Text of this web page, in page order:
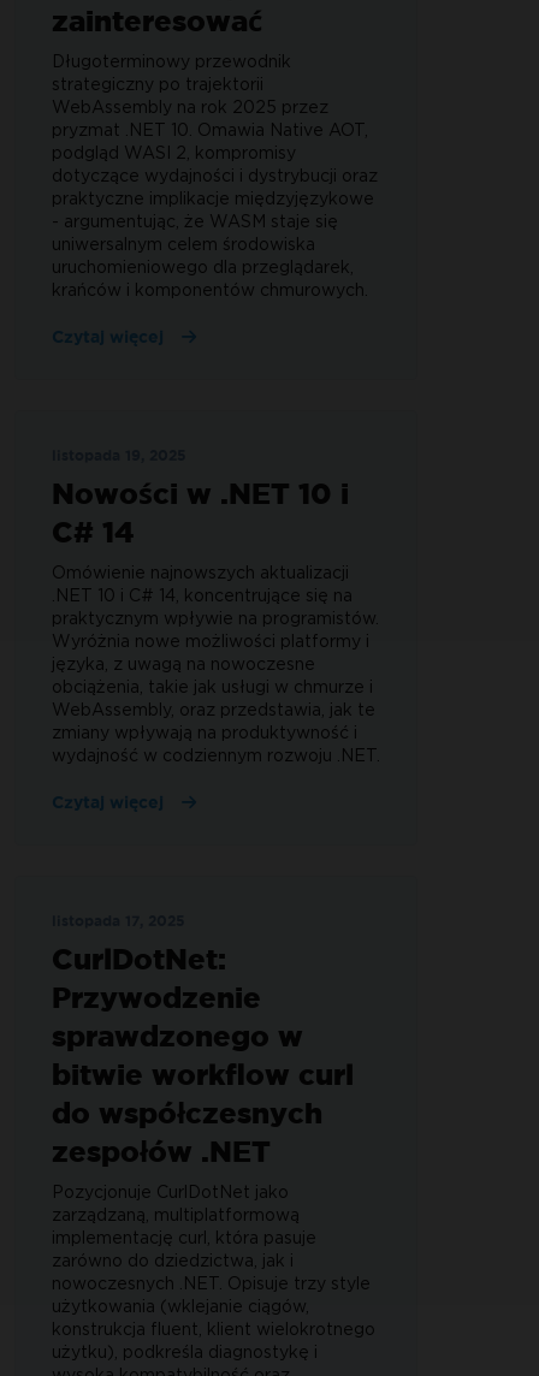
zainteresować
Długoterminowy przewodnik
strategiczny po trajektorii
WebAssembly na rok 2025 przez
pryzmat .NET 10. Omawia Native AOT,
podgląd WASI 2, kompromisy
dotyczące wydajności i dystrybucji oraz
praktyczne implikacje międzyjęzykowe
- argumentując, że WASM staje się
uniwersalnym celem środowiska
uruchomieniowego dla przeglądarek,
krańców i komponentów chmurowych.
Czytaj więcej
Nowości w .NET 10 i
C# 14
Omówienie najnowszych aktualizacji
.NET 10 i C# 14, koncentrujące się na
praktycznym wpływie na programistów.
Wyróżnia nowe możliwości platformy i
języka, z uwagą na nowoczesne
obciążenia, takie jak usługi w chmurze i
WebAssembly, oraz przedstawia, jak te
zmiany wpływają na produktywność i
wydajność w codziennym rozwoju .NET.
Czytaj więcej
CurlDotNet:
Przywodzenie
sprawdzonego w
bitwie workflow curl
do współczesnych
zespołów .NET
Pozycjonuje CurlDotNet jako
zarządzaną, multiplatformową
implementację curl, która pasuje
zarówno do dziedzictwa, jak i
nowoczesnych .NET. Opisuje trzy style
użytkowania (wklejanie ciągów,
konstrukcja fluent, klient wielokrotnego
użytku), podkreśla diagnostykę i